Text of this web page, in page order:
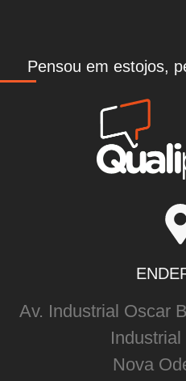
Pensou em estojos,
Av. Industrial Oscar
Nova